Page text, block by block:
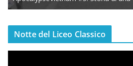
Notte del Liceo Classico